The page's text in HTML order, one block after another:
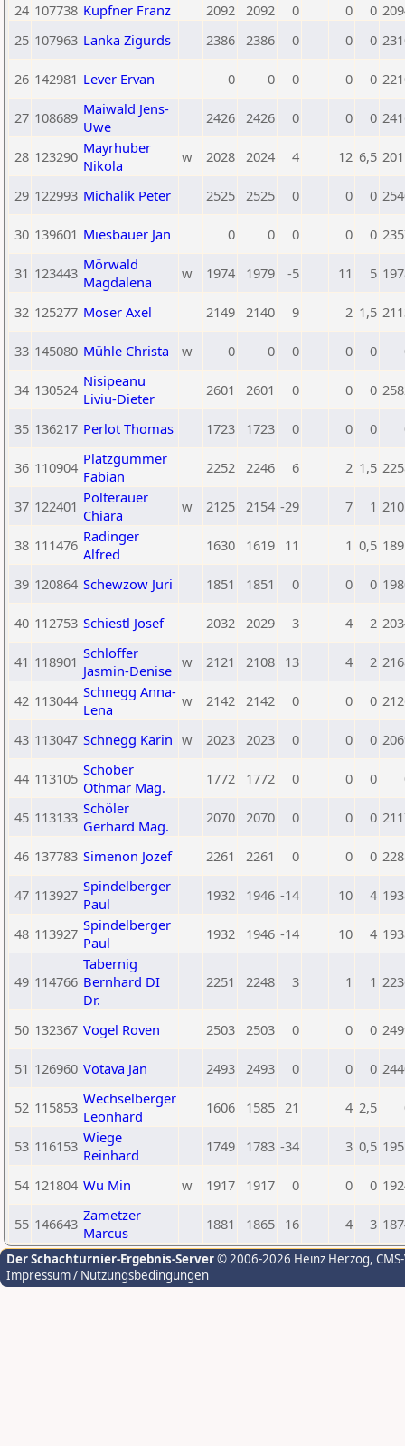
24 107738 Kupfner Franz 2092 2092 0 0 0
25 107963 Lanka Zigurds 2386 2386 0 0 0
26 142981 Lever Ervan 0 0 0 0 0
27 108689 Maiwald Jens-
Uwe
2426 2426 0 0 0
28 123290 Mayrhuber
Nikola
w 2028 2024 4 12 6,5
29 122993 Michalik Peter 2525 2525 0 0 0
30 139601 Miesbauer Jan 0 0 0 0 0
31 123443 Mörwald
Magdalena
w 1974 1979 -5 11 5
32 125277 Moser Axel 2149 2140 9 2 1,5
33 145080 Mühle Christa w 0 0 0 0 0
34 130524 Nisipeanu
Liviu-Dieter
2601 2601 0 0 0
35 136217 Perlot Thomas 1723 1723 0 0 0
36 110904 Platzgummer
Fabian
2252 2246 6 2 1,5
37 122401 Polterauer
Chiara
w 2125 2154 -29 7 1
38 111476 Radinger
Alfred
1630 1619 11 1 0,5
39 120864 Schewzow Juri 1851 1851 0 0 0
40 112753 Schiestl Josef 2032 2029 3 4 2
41 118901 Schloffer
Jasmin-Denise w 2121 2108 13 4 2
42 113044 Schnegg Anna-
Lena
w 2142 2142 0 0 0
43 113047 Schnegg Karin w 2023 2023 0 0 0
44 113105 Schober
Othmar Mag.
1772 1772 0 0 0
45 113133 Schöler
Gerhard Mag.
2070 2070 0 0 0
46 137783 Simenon Jozef 2261 2261 0 0 0
47 113927 Spindelberger
Paul
1932 1946 -14 10 4
48 113927 Spindelberger
Paul
1932 1946 -14 10 4
49 114766
Tabernig
Bernhard DI
Dr.
2251 2248 3 1 1
50 132367 Vogel Roven 2503 2503 0 0 0
51 126960 Votava Jan 2493 2493 0 0 0
52 115853 Wechselberger
Leonhard
1606 1585 21 4 2,5
53 116153 Wiege
Reinhard
1749 1783 -34 3 0,5
54 121804 Wu Min w 1917 1917 0 0 0
55 146643 Zametzer
Marcus
1881 1865 16 4 3
Der Schachturnier-Ergebnis-Server© 2006-2026 Heinz Herzog,
Impressum / Nutzungsbedingungen